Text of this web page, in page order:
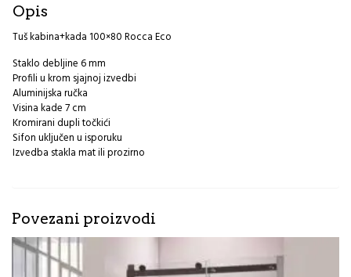
Opis
Tuš kabina+kada 100×80 Rocca Eco
Staklo debljine 6 mm
Profili u krom sjajnoj izvedbi
Aluminijska ručka
Visina kade 7 cm
Kromirani dupli točkići
Sifon uključen u isporuku
Izvedba stakla mat ili prozirno
Povezani proizvodi